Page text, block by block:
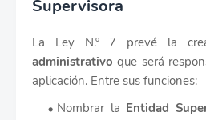
Supervisora
La Ley N.º 7 prevé la
administrativo que será
aplicación. Entre sus funciones:
Nombrar la Entidad